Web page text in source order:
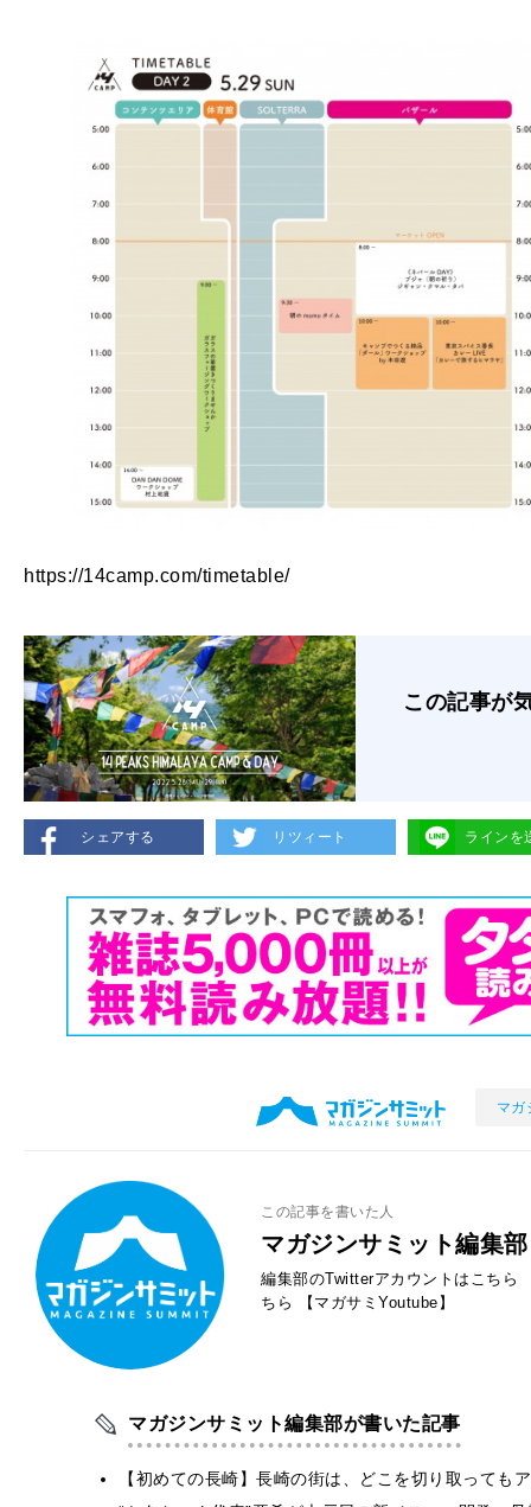
https://14camp.com/timetable/
この記事が
シェアする リツィート ラインを
マガ
この記事を書いた人
マガジンサミット編集部
編集部のTwitterアカウントはこちら
ちら
【マガサミYoutube】
マガジンサミット編集部が書いた記事
【初めての長崎】長崎の街は、どこを切り取って